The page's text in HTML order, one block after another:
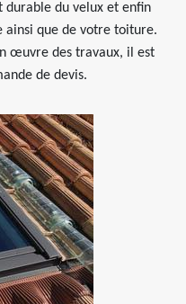
durable du velux et enfin
ainsi que de votre toiture.
œuvre des travaux, il est
de devis.